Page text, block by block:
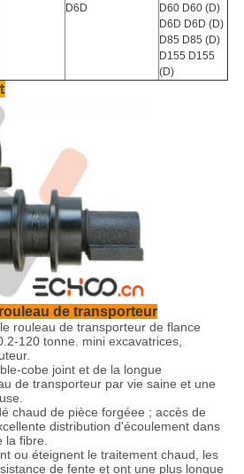
D6D
D60 D60 (D)
D6D D6D (D)
D85 D85 (D)
D155 D155
(D)
de transporteur
rouleau de transporteur de flance
120 tonne. mini excavatrices,
cobe joint et de la longue
de transporteur par vie saine et une
chaud de pièce forgéee ; accès de
distribution d'écoulement dans
fibre.
ou éteignent le traitement chaud, les
de fente et ont une plus longue